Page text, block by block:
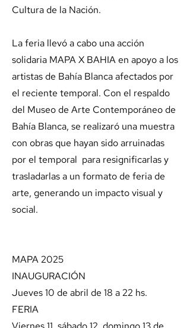
Cultura de la Nación.
La feria llevó a cabo una acción
solidaria MAPA X BAHIA en apoyo a los
artistas de Bahía Blanca afectados por
el reciente temporal. Con el respaldo
del Museo de Arte Contemporáneo de
Bahía Blanca, se realizaró una muestra
con obras que hayan sido arruinadas
por el temporal para resignificarlas y
trasladarlas a un formato de feria de
arte, generando un impacto visual y
social.
MAPA 2025
INAUGURACIÓN
Jueves 10 de abril de 18 a 22 hs.
FERIA